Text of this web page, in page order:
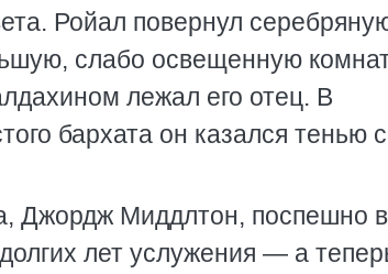
Ройал повернул
слабо освещенную
лежал его отец. В
бархата он казался тенью
Джордж Миддлтон, поспешно
лет услужения — а